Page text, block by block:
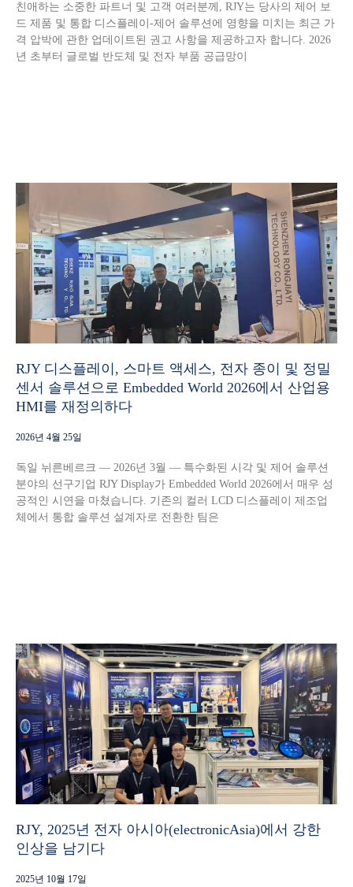
친애하는 소중한 파트너 및 고객 여러분께, RJY는 당사의 제어 보
드 제품 및 통합 디스플레이-제어 솔루션에 영향을 미치는 최근 가
격 압박에 관한 업데이트된 권고 사항을 제공하고자 합니다. 2026
년 초부터 글로벌 반도체 및 전자 부품 공급망이
RJY 디스플레이, 스마트 액세스, 전자 종이 및 정밀
센서 솔루션으로 Embedded World 2026에서 산업용
HMI를 재정의하다
2026년 4월 25일
독일 뉘른베르크 — 2026년 3월 — 특수화된 시각 및 제어 솔루션
분야의 선구기업 RJY Display가 Embedded World 2026에서 매우 성
공적인 시연을 마쳤습니다. 기존의 컬러 LCD 디스플레이 제조업
체에서 통합 솔루션 설계자로 전환한 팀은
RJY, 2025년 전자 아시아(electronicAsia)에서 강한
인상을 남기다
2025년 10월 17일